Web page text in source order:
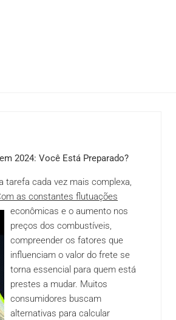
2024: Você Está Preparado?
tarefa cada vez mais complexa,
as constantes flutuações
econômicas e o aumento nos
preços dos combustíveis,
compreender os fatores que
influenciam o valor do frete se
torna essencial para quem está
prestes a mudar. Muitos
consumidores buscam
alternativas para calcular